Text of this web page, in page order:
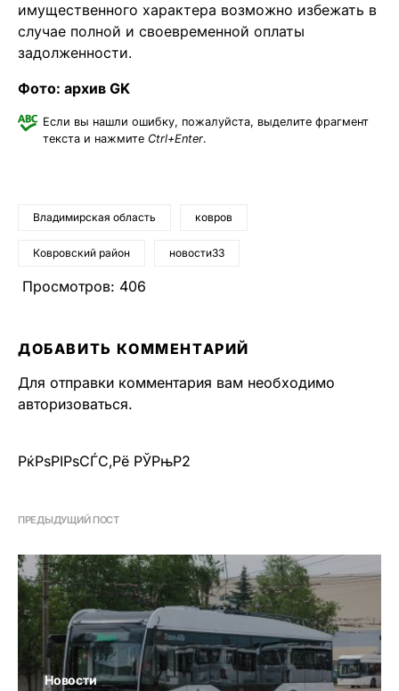
имущественного характера возможно избежать в
случае полной и своевременной оплаты
задолженности.
Фото: архив GK
Если вы нашли ошибку, пожалуйста, выделите фрагмент
текста и нажмите Ctrl+Enter.
Владимирская область ковров
Ковровский район новости33
Просмотров: 406
ДОБАВИТЬ КОММЕНТАРИЙ
Для отправки комментария вам необходимо
авторизоваться.
РќРѕРІРѕСЃС‚Рё РЎРњР2
ПРЕДЫДУЩИЙ ПОСТ
Новости